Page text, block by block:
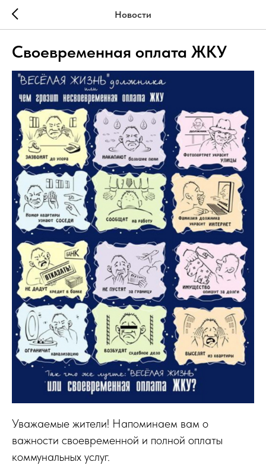
Новости
Своевременная оплата ЖКУ
Уважаемые жители! Напоминаем вам о
важности своевременной и полной оплаты
коммунальных услуг.